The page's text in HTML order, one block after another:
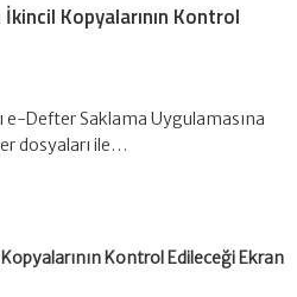
Kopyalarının Kontrol
e-Defter Saklama Uygulamasına
dosyaları ile…
Kontrol Edileceği Ekran